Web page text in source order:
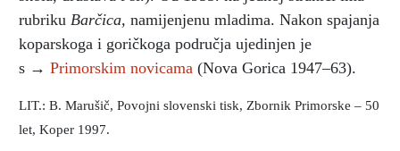
rubriku Barčica, namijenjenu mladima. Nakon spajanja
koparskoga i goričkoga područja ujedinjen je
s → Primorskim novicama (Nova Gorica 1947–63).
LIT.: B. Marušič, Povojni slovenski tisk, Zbornik Primorske – 50
let, Koper 1997.